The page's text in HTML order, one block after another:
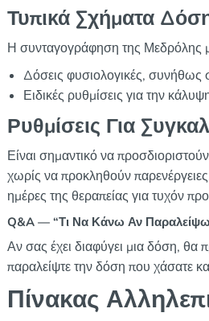
Τυπικά Σχήματα
Η συνταγογράφηση της Μεδρόλης
Δόσεις φυσιολογικές,
Ειδικές ρυθμίσεις για την
Ρυθμίσεις Για
Είναι σημαντικό να
χωρίς να προκληθούν
ημέρες της θεραπείας για τυχόν
Q&A — “Τι Να Κάνω Αν
Αν σας έχει διαφύγει μια δόση, θα
παραλείψτε την δόση που χάσατε
Πίνακας